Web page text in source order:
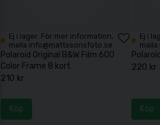
Ej i lager. För mer information,
maila info@mattssonsfoto.se
Polaroid Original B&W Film 600
Color Frame 8 kort
210 kr
Köp
Ej i
220 kr
Köp